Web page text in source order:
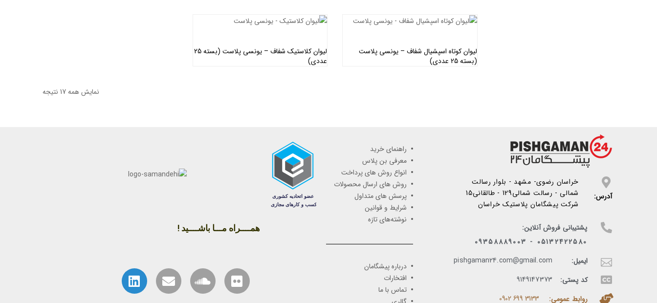
لیوان کوتاه اسپشیال شفاف – یونسی پلاست
(بسته 25 عددی)
لیوان کلاستیک شفاف – یونسی پلاست (بسته 25
عددی)
نمایش همه 17 نتیجه
آدرس:
خراسان رضوی- مشهد - بلوار رسالت
شمالی - رسالت شمالی129 - طالقانی15
شرکت پیشگامان پلاستیک خراسان
پشتیبانی فروش آنلاین:
05132422580 - 09358889003
ایمیل:
pishgaman24.com@gmail.com
کد پستی:
9149147373
روابط عمومی:
3133 699 0902​
راهنمای خرید
معرفی بن پلاس
انواع روش های پرداخت
روش های ارسال محصولات
پرسش های متداول
شرایط و قوانین
نوشته‌های تازه
درباره پیشگامان
افتخارات
تماس با ما
همــــراه مـــا باشــــید !